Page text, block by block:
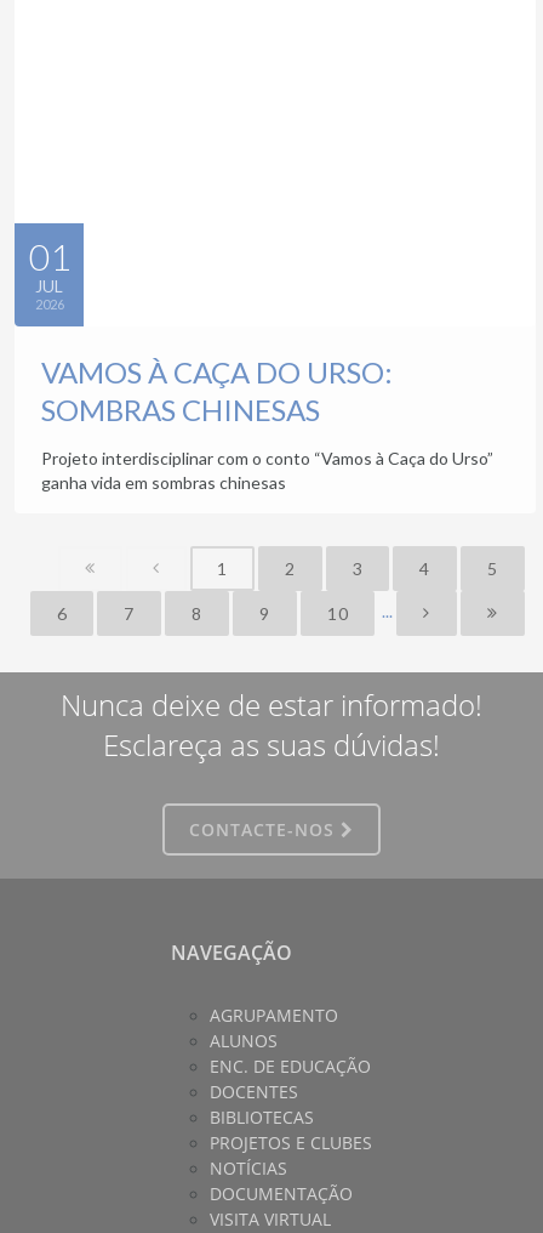
01
JUL
2026
VAMOS À CAÇA DO URSO:
SOMBRAS CHINESAS
Projeto interdisciplinar com o conto “Vamos à Caça do Urso”
ganha vida em sombras chinesas
1 2 3 4 5
6 7 8 9 10 ...
Nunca deixe de estar informado!
Esclareça as suas dúvidas!
CONTACTE-NOS
NAVEGAÇÃO
AGRUPAMENTO
ALUNOS
ENC. DE EDUCAÇÃO
DOCENTES
BIBLIOTECAS
PROJETOS E CLUBES
NOTÍCIAS
DOCUMENTAÇÃO
VISITA VIRTUAL